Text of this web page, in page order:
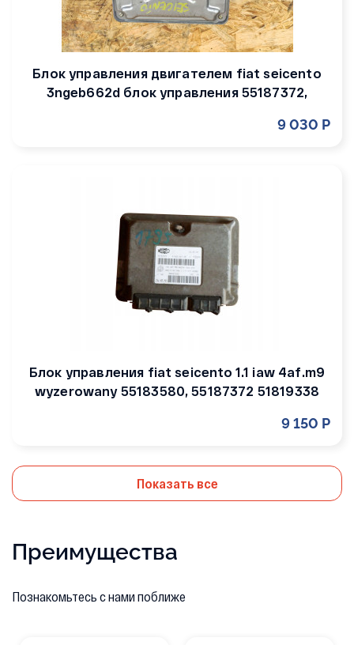
Блок управления двигателем fiat seicento
3ngeb662d блок управления 55187372,
9 030 Р
Блок управления fiat seicento 1.1 iaw 4af.m9
wyzerowany 55183580, 55187372 51819338
9 150 Р
Показать все
Преимущества
Познакомьтесь с нами поближе